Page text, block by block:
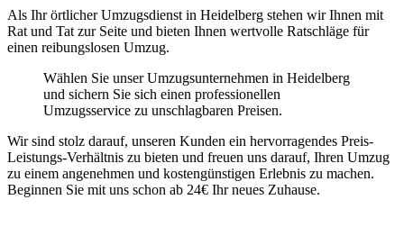
Als Ihr örtlicher Umzugsdienst in Heidelberg stehen wir Ihnen mit
Rat und Tat zur Seite und bieten Ihnen wertvolle Ratschläge für
einen reibungslosen Umzug.
Wählen Sie unser Umzugsunternehmen in Heidelberg
und sichern Sie sich einen professionellen
Umzugsservice zu unschlagbaren Preisen.
Wir sind stolz darauf, unseren Kunden ein hervorragendes Preis-
Leistungs-Verhältnis zu bieten und freuen uns darauf, Ihren Umzug
zu einem angenehmen und kostengünstigen Erlebnis zu machen.
Beginnen Sie mit uns schon ab 24€ Ihr neues Zuhause.